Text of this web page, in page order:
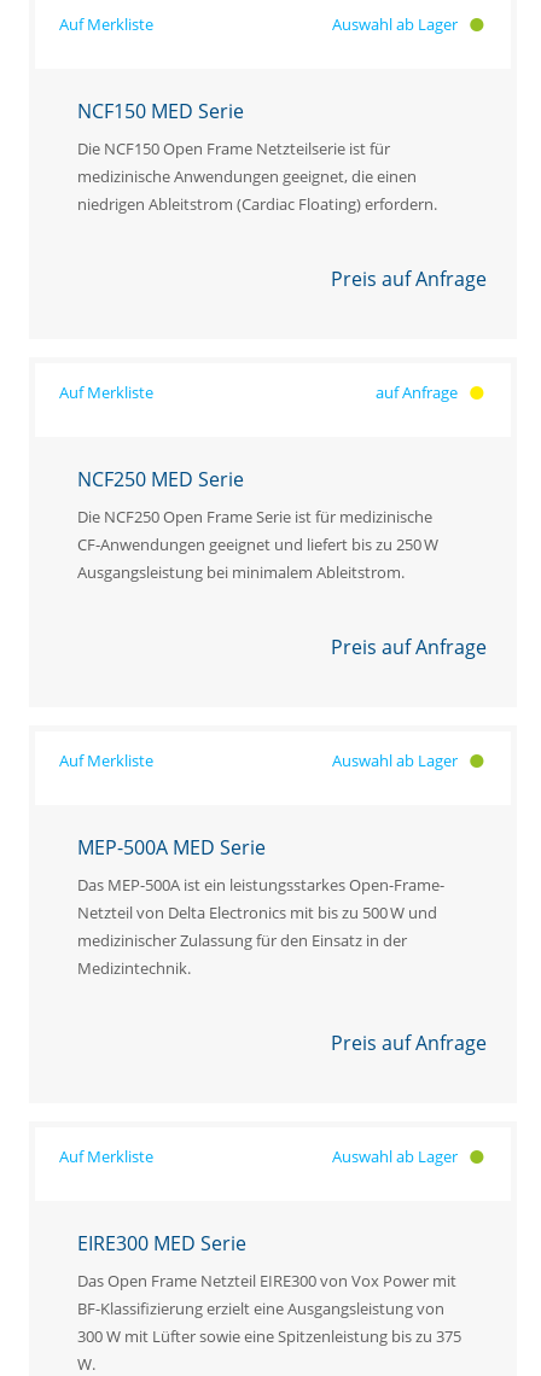
Auswahl ab Lager
NCF150 MED Serie
Die NCF150 Open Frame Netzteilserie ist für
medizinische Anwendungen geeignet, die einen
niedrigen Ableitstrom (Cardiac Floating) erfordern.
Preis auf Anfrage
auf Anfrage
NCF250 MED Serie
Die NCF250 Open Frame Serie ist für medizinische
CF‑Anwendungen geeignet und liefert bis zu 250 W
Ausgangsleistung bei minimalem Ableitstrom.
Preis auf Anfrage
Auswahl ab Lager
MEP-500A MED Serie
Das MEP-500A ist ein leistungsstarkes Open-Frame-
Netzteil von Delta Electronics mit bis zu 500 W und
medizinischer Zulassung für den Einsatz in der
Medizintechnik.
Preis auf Anfrage
Auswahl ab Lager
EIRE300 MED Serie
Das Open Frame Netzteil EIRE300 von Vox Power mit
BF-Klassifizierung erzielt eine Ausgangsleistung von
300 W mit Lüfter sowie eine Spitzenleistung bis zu 375
W.